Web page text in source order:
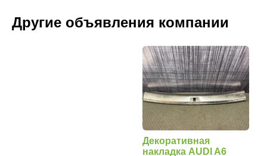
Другие объявления компании
Декоративная
накладка AUDI A6